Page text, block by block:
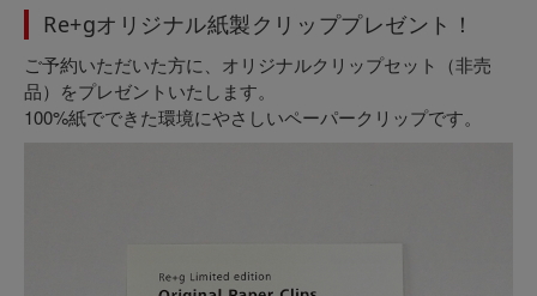
Re+gオリジナル紙製クリッププレゼント！
ご予約いただいた方に、オリジナルクリップセット（非売
品）をプレゼントいたします。
100%紙でできた環境にやさしいペーパークリップです。